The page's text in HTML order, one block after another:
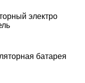
электро
батарея